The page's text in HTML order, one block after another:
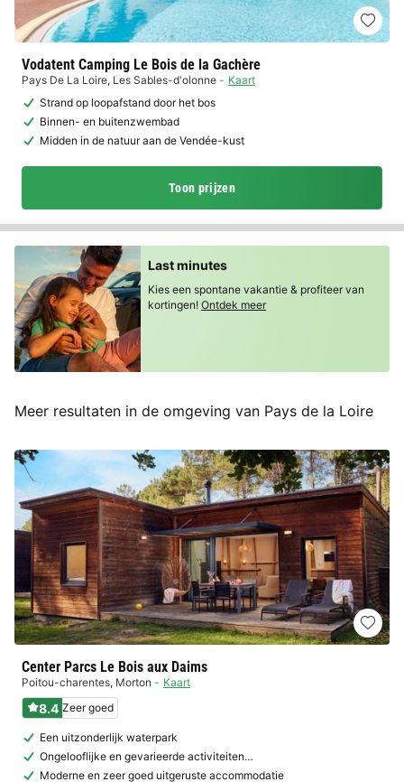
Vodatent Camping Le Bois de la Gachère
Pays De La Loire, Les Sables-d'olonne
Kaart
Strand op loopafstand door het bos
Binnen- en buitenzwembad
Midden in de natuur aan de Vendée-kust
Toon prijzen
Meer resultaten in de omgeving van Pays de la Loire
Center Parcs Le Bois aux Daims
Poitou-charentes, Morton Kaart
8.4 Zeer goed
Een uitzonderlijk waterpark
Ongelooflijke en gevarieerde activiteiten…
Moderne en zeer goed uitgeruste accommodatie
Last minutes
Kies een spontane vakantie & profiteer van
kortingen! Ontdek meer